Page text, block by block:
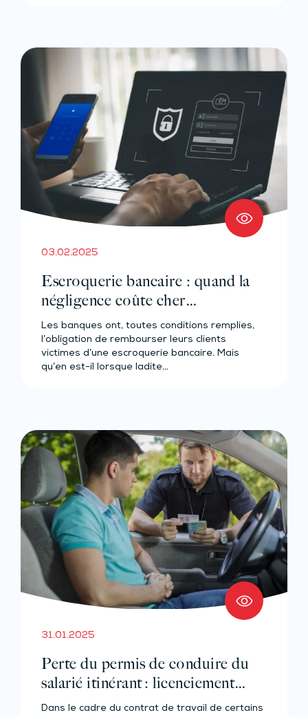
03.02.2025
Escroquerie bancaire : quand la
négligence coûte cher…
Les banques ont, toutes conditions remplies,
l’obligation de rembourser leurs clients
victimes d’une escroquerie bancaire. Mais
qu’en est-il lorsque ladite…
31.01.2025
Perte du permis de conduire du
salarié itinérant : licenciement
automatique ?
Dans le cadre du contrat de travail de certains